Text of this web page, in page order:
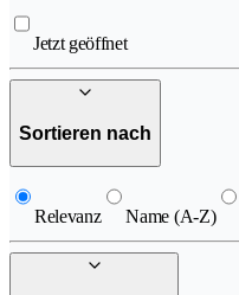
Jetzt geöffnet
Sortieren nach
Relevanz Name (A-Z)